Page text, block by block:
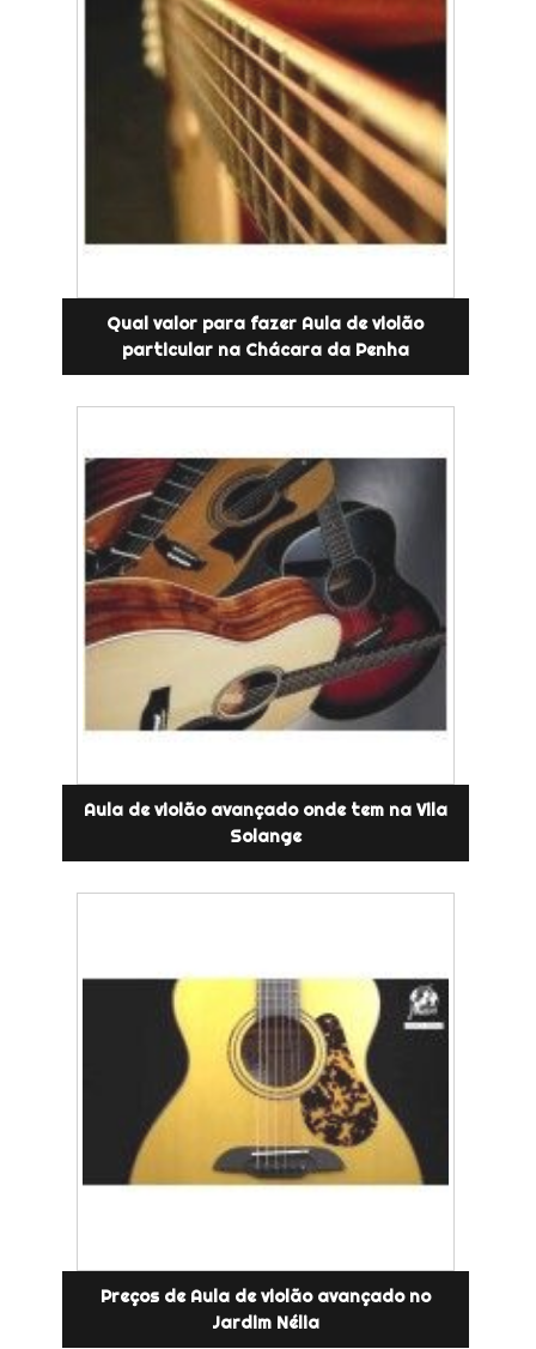
Qual valor para fazer Aula de violão
particular na Chácara da Penha
Aula de violão avançado onde tem na Vila
Solange
Preços de Aula de violão avançado no
Jardim Nélia